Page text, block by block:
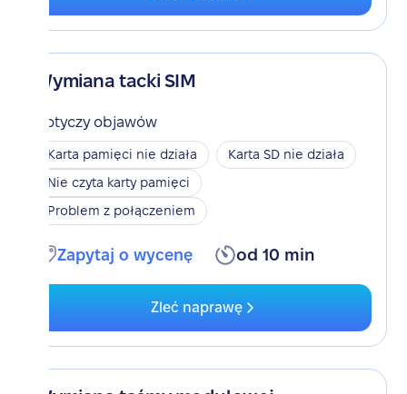
Wymiana tacki SIM
Dotyczy objawów
Karta pamięci nie działa
Karta SD nie działa
Nie czyta karty pamięci
Problem z połączeniem
Zapytaj o wycenę od 10 min
Zleć naprawę